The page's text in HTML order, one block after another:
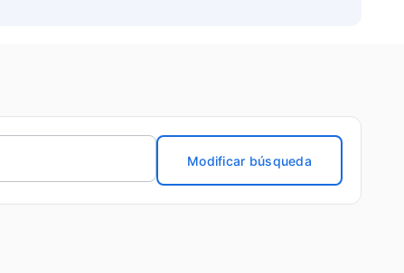
Modificar búsqueda